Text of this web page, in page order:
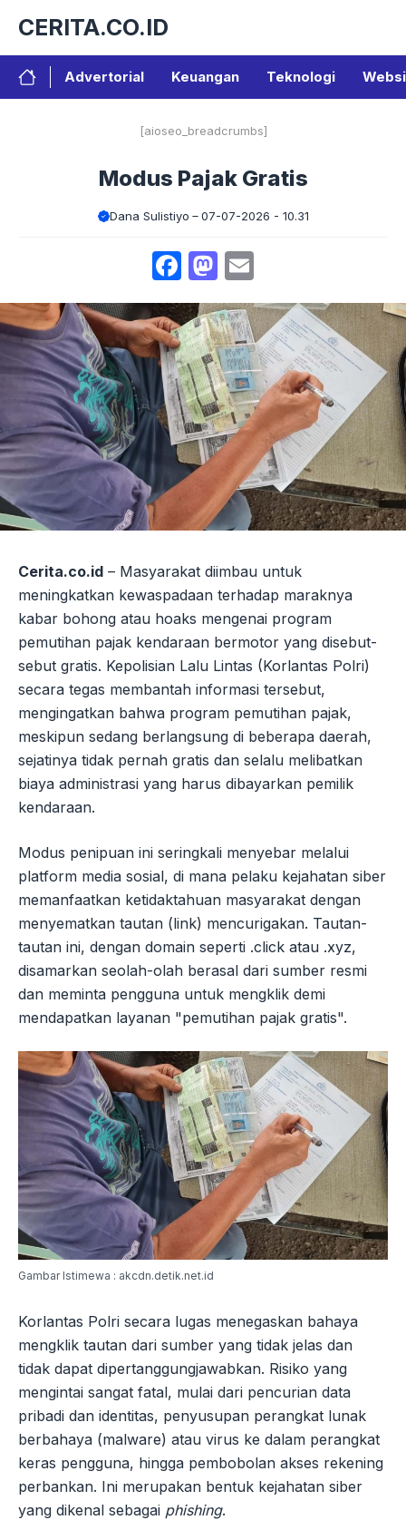
isi
CERITA.CO.ID
Advertorial Keuangan Teknologi
[aioseo_breadcrumbs]
Modus Pajak Gratis
Dana Sulistiyo 07-07-2026 - 10.31
Facebook
Mastodon
Cerita.co.id – Masyarakat diimbau untuk
meningkatkan kewaspadaan terhadap maraknya
kabar bohong atau hoaks mengenai program
pemutihan pajak kendaraan bermotor yang disebut-
sebut gratis. Kepolisian Lalu Lintas (Korlantas Polri)
secara tegas membantah informasi tersebut,
mengingatkan bahwa program pemutihan pajak,
meskipun sedang berlangsung di beberapa daerah,
sejatinya tidak pernah gratis dan selalu melibatkan
biaya administrasi yang harus dibayarkan pemilik
kendaraan.
Modus penipuan ini seringkali menyebar melalui
platform media sosial, di mana pelaku kejahatan siber
memanfaatkan ketidaktahuan masyarakat dengan
menyematkan tautan (link) mencurigakan. Tautan-
tautan ini, dengan domain seperti .click atau .xyz,
disamarkan seolah-olah berasal dari sumber resmi
dan meminta pengguna untuk mengklik demi
mendapatkan layanan "pemutihan pajak gratis".
Gambar Istimewa : akcdn.detik.net.id
Korlantas Polri secara lugas menegaskan bahaya
mengklik tautan dari sumber yang tidak jelas dan
tidak dapat dipertanggungjawabkan. Risiko yang
mengintai sangat fatal, mulai dari pencurian data
pribadi dan identitas, penyusupan perangkat lunak
berbahaya (malware) atau virus ke dalam perangkat
keras pengguna, hingga pembobolan akses rekening
perbankan. Ini merupakan bentuk kejahatan siber
yang dikenal sebagai phishing.